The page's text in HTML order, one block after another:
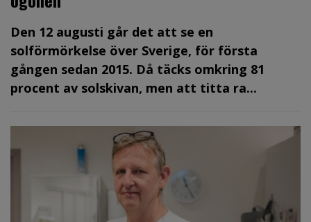
Den 12 augusti går det att se en
solförmörkelse över Sverige, för första
gången sedan 2015. Då täcks omkring 81
procent av solskivan, men att titta ra...